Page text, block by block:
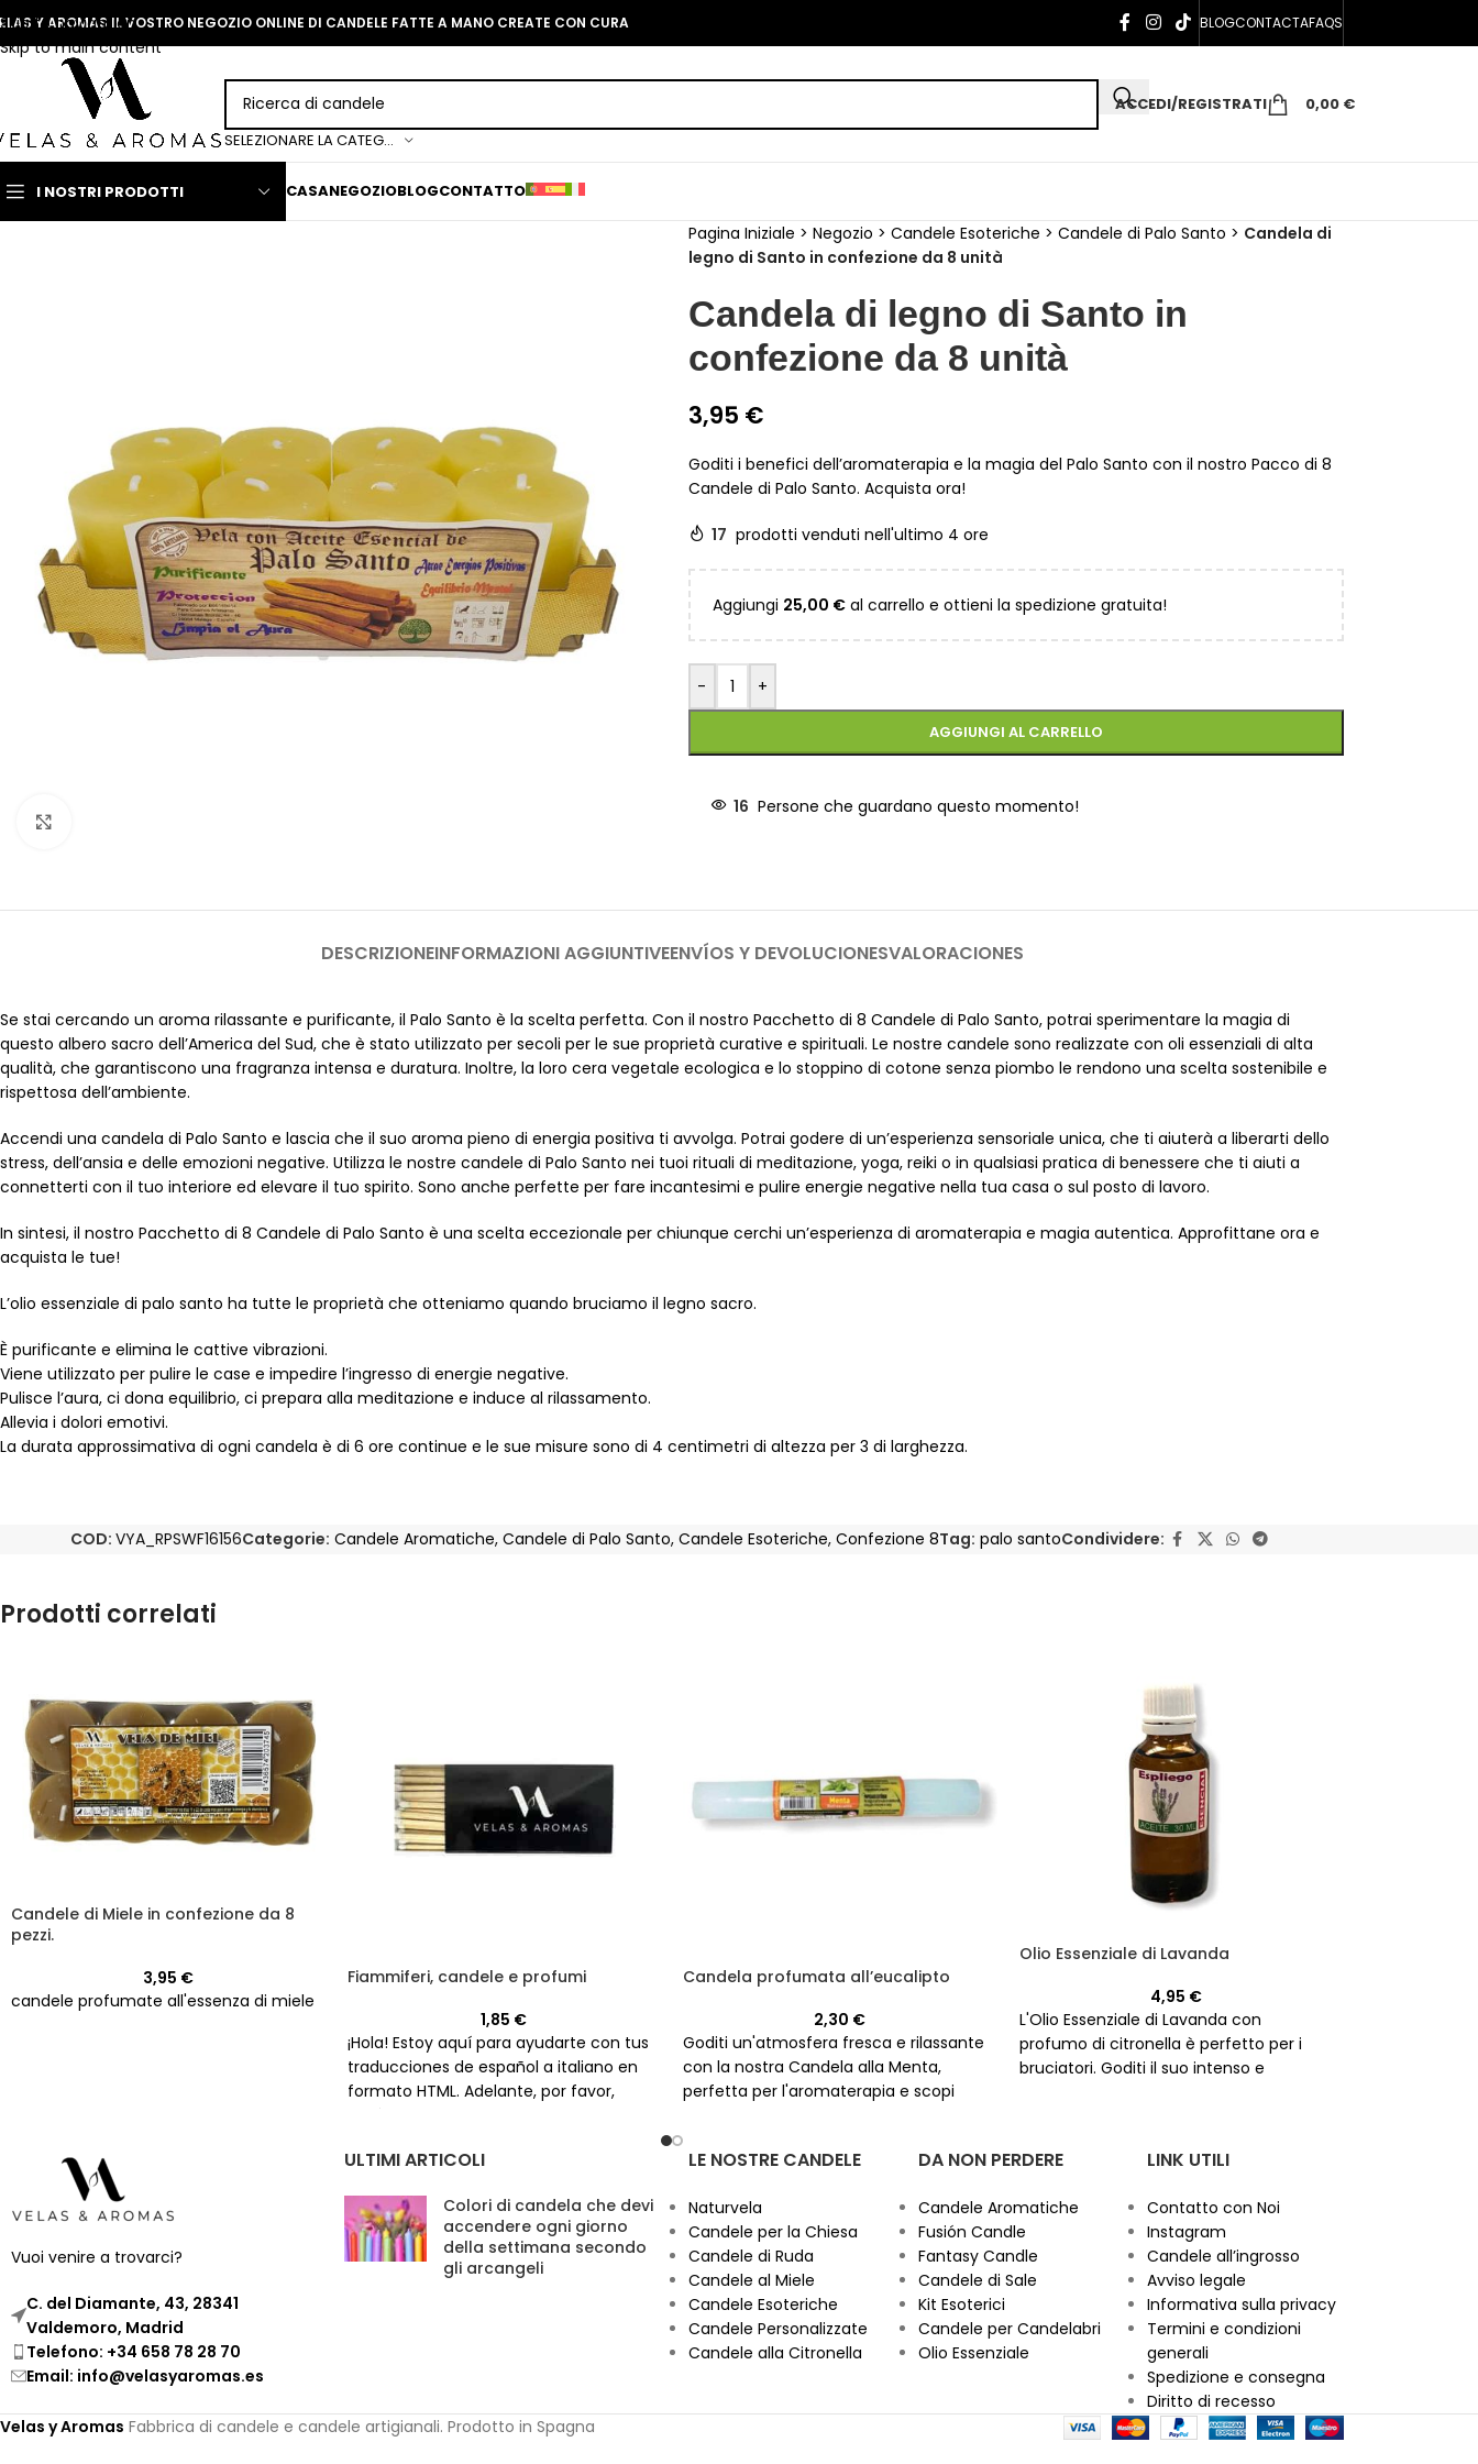
Skip to navigation
Skip to main content
Y AROMAS IL VOSTRO NEGOZIO ONLINE DI CANDELE FATTE A MANO CREATE CON CURA BLOGCONTACTAFAQS
SELEZIONARE LA CATEGORIA
ACCEDI/REGISTRATI 0,00 €
I NOSTRI PRODOTTI CASANEGOZIOBLOGCONTATTO
Pagina Iniziale > Negozio > Candele Esoteriche > Candele di Palo Santo > Candela di
legno di Santo in confezione da 8 unità
Candela di legno di Santo in
confezione da 8 unità
3,95 €
Goditi i benefici dell’aromaterapia e la magia del Palo Santo con il nostro Pacco di 8
Candele di Palo Santo. Acquista ora!
17 prodotti venduti nell'ultimo 4 ore
Aggiungi 25,00 €al carrello e ottieni la spedizione gratuita!
- +
AGGIUNGI AL CARRELLO
16 Persone che guardano questo momento!
DESCRIZIONEINFORMAZIONI AGGIUNTIVEENVÍOS Y DEVOLUCIONESVALORACIONES
Se stai cercando un aroma rilassante e purificante, il Palo Santo è la scelta perfetta. Con il nostro Pacchetto di 8 Candele di Palo Santo, potrai sperimentare la magia di
questo albero sacro dell’America del Sud, che è stato utilizzato per secoli per le sue proprietà curative e spirituali. Le nostre candele sono realizzate con oli essenziali di alta
qualità, che garantiscono una fragranza intensa e duratura. Inoltre, la loro cera vegetale ecologica e lo stoppino di cotone senza piombo le rendono una scelta sostenibile e
rispettosa dell’ambiente.
Accendi una candela di Palo Santo e lascia che il suo aroma pieno di energia positiva ti avvolga. Potrai godere di un’esperienza sensoriale unica, che ti aiuterà a liberarti dello
stress, dell’ansia e delle emozioni negative. Utilizza le nostre candele di Palo Santo nei tuoi rituali di meditazione, yoga, reiki o in qualsiasi pratica di benessere che ti aiuti a
connetterti con il tuo interiore ed elevare il tuo spirito. Sono anche perfette per fare incantesimi e pulire energie negative nella tua casa o sul posto di lavoro.
In sintesi, il nostro Pacchetto di 8 Candele di Palo Santo è una scelta eccezionale per chiunque cerchi un’esperienza di aromaterapia e magia autentica. Approfittane ora e
acquista le tue!
L’olio essenziale di palo santo ha tutte le proprietà che otteniamo quando bruciamo il legno sacro.
È purificante e elimina le cattive vibrazioni.
Viene utilizzato per pulire le case e impedire l’ingresso di energie negative.
Pulisce l’aura, ci dona equilibrio, ci prepara alla meditazione e induce al rilassamento.
Allevia i dolori emotivi.
La durata approssimativa di ogni candela è di 6 ore continue e le sue misure sono di 4 centimetri di altezza per 3 di larghezza.
COD: VYA_RPSWF16156Categorie: Candele Aromatiche, Candele di Palo Santo, Candele Esoteriche, Confezione 8Tag: palo santoCondividere:
Prodotti correlati
Candele di Miele in confezione da 8
pezzi.
3,95 €
candele profumate all'essenza di miele
Fiammiferi, candele e profumi
1,85 €
¡Hola! Estoy aquí para ayudarte con tus
traducciones de español a italiano en
formato HTML. Adelante, por favor,
envíame el texto que necesitas traducir
manera precisa y sin aumentar el
comenzar!
Candela profumata all’eucalipto
2,30 €
Goditi un'atmosfera fresca e rilassante
con la nostra Candela alla Menta,
perfetta per l'aromaterapia e scopi
sarà un'aggiunta incantevole alla tua
Olio Essenziale di Lavanda
4,95 €
L'Olio Essenziale di Lavanda con
profumo di citronella è perfetto per i
bruciatori. Goditi il suo intenso e
Vuoi venire a trovarci?
C. del Diamante, 43, 28341
Valdemoro, Madrid
Telefono: +34 658 78 28 70
Email: info@velasyaromas.es
ULTIMI ARTICOLI
Colori di candela che devi
accendere ogni giorno
della settimana secondo
gli arcangeli
LE NOSTRE CANDELE
Naturvela
Candele per la Chiesa
Candele di Ruda
Candele al Miele
Candele Esoteriche
Candele Personalizzate
Candele alla Citronella
DA NON PERDERE
Candele Aromatiche
Fusión Candle
Fantasy Candle
Candele di Sale
Kit Esoterici
Candele per Candelabri
Olio Essenziale
LINK UTILI
Contatto con Noi
Instagram
Candele all’ingrosso
Avviso legale
Informativa sulla privacy
Termini e condizioni
generali
Spedizione e consegna
Diritto di recesso
Velas y Aromas Fabbrica di candele e candele artigianali. Prodotto in Spagna